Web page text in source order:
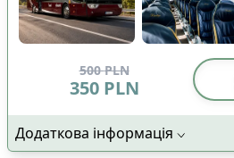
500 PLN
350 PLN
Додаткова інформація